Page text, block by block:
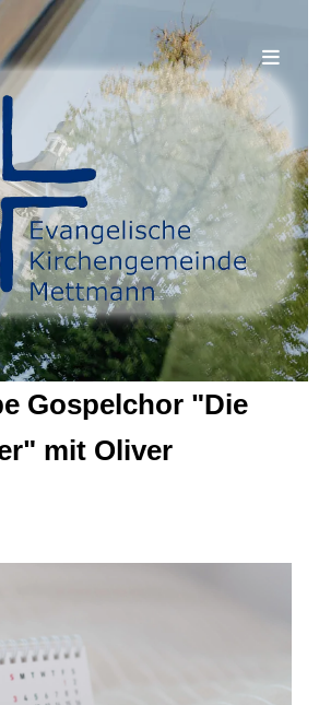
Gospelchor "Die
mit Oliver